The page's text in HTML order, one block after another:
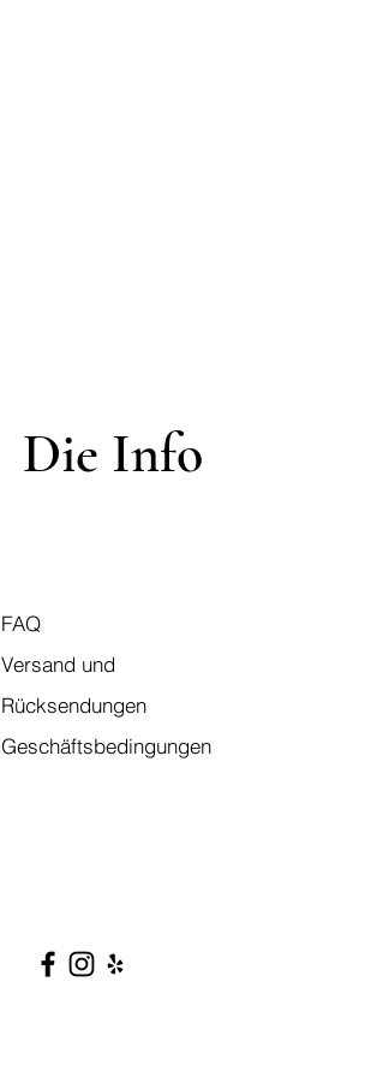
Die Info
FAQ
Versand und
Rücksendungen
Geschäftsbedingungen